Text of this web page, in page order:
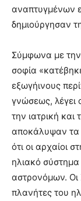
αναπτυγμένων
δημιούργησαν
Σύμφωνα με
σοφία
εξωγήινους
γνώσεως, λέγει
την ιατρική
αποκάλυψαν τα
ότι οι αρχαίοι
ηλιακό σύστημα
αστρονόμων. Οι
πλανήτες του